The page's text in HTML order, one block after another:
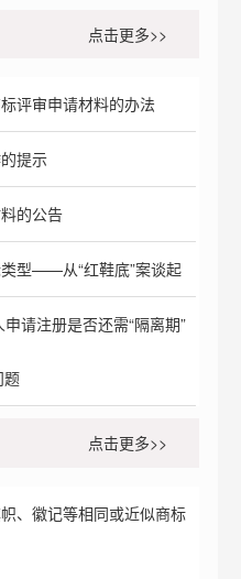
点击更多>>
评审申请材料的办法
提示
的公告
型——从“红鞋底”案谈起
请注册是否还需“隔离期”
题
点击更多>>
、徽记等相同或近似商标